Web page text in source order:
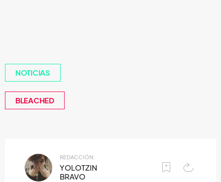
NOTICIAS
BLEACHED
REDACCIÓN:
YOLOTZIN
BRAVO